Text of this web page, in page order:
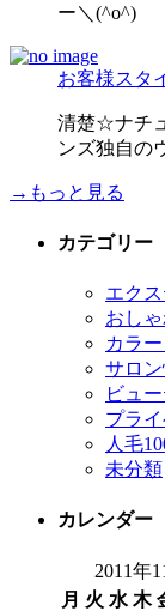
ー＼(^o^)
お客様スタ
清楚☆ナチ
ンズ独自の
→もっと見る
カテゴリー
エク
おし
カラ
サロン
ビュ
プラ
人毛
未分類
カレンダー
2011年
月 火 水 木